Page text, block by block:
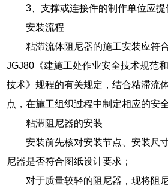
3、支撑或连接件的制作单位应提
安装流程
粘滞流体阻尼器的施工安装应符
JGJ80《建施工处作业安全技术规范
技术》规程的有关规定，结合粘滞流
点，在施工组织过程中制定相应的安全
粘滞阻尼器的安装
安装前先核对安装节点、安装尺
尼器是否符合图纸设计要求；
对于质量较轻的阻尼器，现将阻